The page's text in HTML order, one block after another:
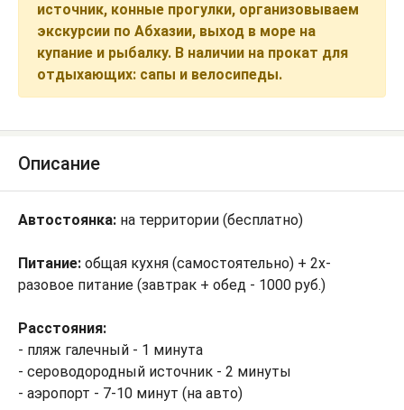
источник, конные прогулки, организовываем
экскурсии по Абхазии, выход в море на
купание и рыбалку. В наличии на прокат для
отдыхающих: сапы и велосипеды.
Описание
Автостоянка: на территории (бесплатно)
Питание: общая кухня (самостоятельно) + 2х-
разовое питание (завтрак + обед - 1000 руб.)
Расстояния:
- пляж галечный - 1 минута
- сероводородный источник - 2 минуты
- аэропорт - 7-10 минут (на авто)